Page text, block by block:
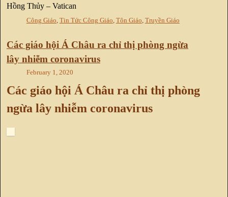
Hồng Thủy – Vatican
Công Giáo Tin Tức Công Giáo Tôn Giáo Truyền Giáo
Các giáo hội Á Châu ra chỉ thị phòng ngừa
lây nhiễm coronavirus
February 1, 2020
Các giáo hội Á Châu ra chỉ thị phòng
ngừa lây nhiễm coronavirus